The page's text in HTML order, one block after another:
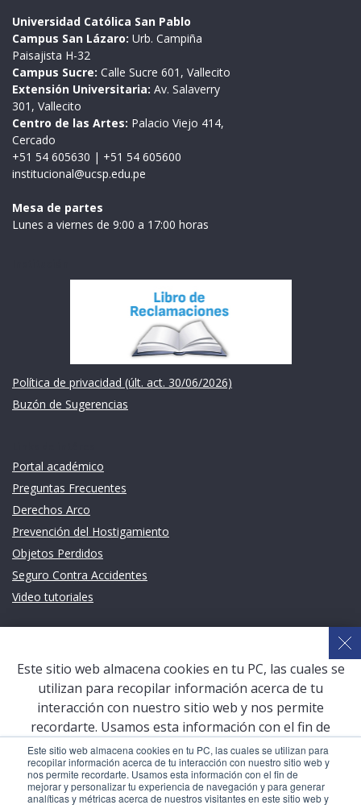
Este sitio web almacena cookies en tu PC, las cuales se utilizan para
recopilar información acerca de tu interacción con nuestro sitio web y
nos permite recordarte. Usamos esta información con el fin de
mejorar y personalizar tu experiencia de navegación y para generar
analíticas y métricas acerca de nuestros visitantes en este sitio web y
Universidad Católica San Pablo
Campus San Lázaro: Urb. Campiña
Paisajista H-32
Campus Sucre: Calle Sucre 601, Vallecito
Extensión Universitaria: Av. Salaverry
301, Vallecito
Centro de las Artes: Palacio Viejo 414,
Cercado
+51 54 605630 | +51 54 605600
institucional@ucsp.edu.pe
Mesa de partes
Lunes a viernes de 9:00 a 17:00 horas
Política de privacidad (últ. act. 30/06/2026)
Buzón de Sugerencias
Portal académico
Preguntas Frecuentes
Derechos Arco
Prevención del Hostigamiento
Objetos Perdidos
Seguro Contra Accidentes
Video tutoriales
Sistema de Gestión Académica (SGA)
Defensoría Universitaria
Terceros vinculados
San Pablo Mail
Aula Virtual Pregrado
Aula Virtual Postgrado
Este sitio web almacena cookies en tu PC, las cuales se
utilizan para recopilar información acerca de tu
interacción con nuestro sitio web y nos permite
recordarte. Usamos esta información con el fin de
mejorar y personalizar tu experiencia de navegación y
para generar analíticas y métricas acerca de nuestros
visitantes en este sitio web y otros medios de